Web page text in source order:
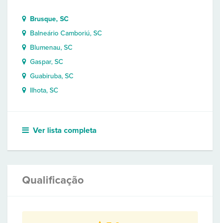
Brusque, SC
Balneário Camboriú, SC
Blumenau, SC
Gaspar, SC
Guabiruba, SC
Ilhota, SC
Ver lista completa
Qualificação